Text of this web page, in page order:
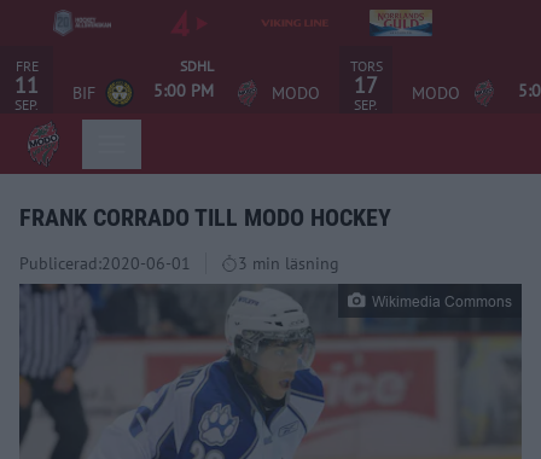
FRE
11
SEP.
SDHL
BIF 5:00 PM MODO
TORS
17
SEP.
MODO
FRANK CORRADO TILL MODO HOCKEY
Publicerad:2020-06-01 3 min läsning
Wikimedia Commons